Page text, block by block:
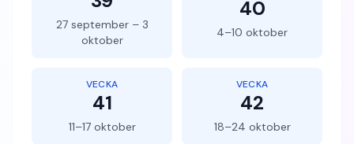
27 september – 3
oktober
40
4–10 oktober
VECKA
41
11–17 oktober
VECKA
42
18–24 oktober